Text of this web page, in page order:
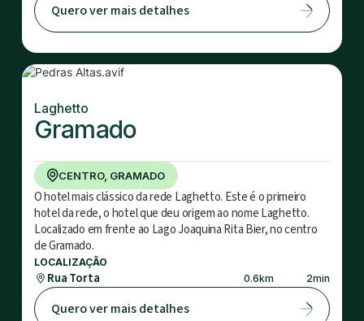
Quero ver mais detalhes
Laghetto
Gramado
CENTRO, GRAMADO
O hotel mais clássico da rede Laghetto. Este é o primeiro
hotel da rede, o hotel que deu origem ao nome Laghetto.
Localizado em frente ao Lago Joaquina Rita Bier, no centro
de Gramado.
LOCALIZAÇÃO
Rua Torta 0.6km 2min
Quero ver mais detalhes